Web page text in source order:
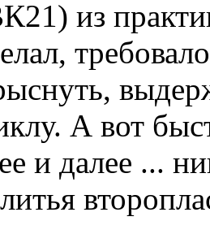
из
А вот
и далее ...